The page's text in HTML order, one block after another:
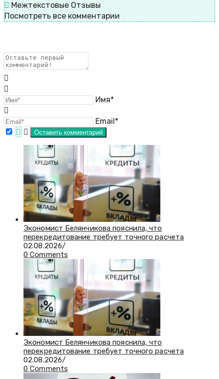
Межтекстовые Отзывы
Посмотреть все комментарии
Имя*
Email*
Экономист Белянчикова пояснила, что
перекредитование требует точного расчета
02.08.2026/
0 Comments
Экономист Белянчикова пояснила, что
перекредитование требует точного расчета
02.08.2026/
0 Comments